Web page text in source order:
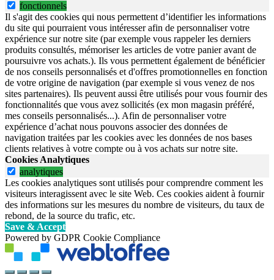
fonctionnels
Il s'agit des cookies qui nous permettent d’identifier les informations
du site qui pourraient vous intéresser afin de personnaliser votre
expérience sur notre site (par exemple vous rappeler les derniers
produits consultés, mémoriser les articles de votre panier avant de
poursuivre vos achats.). Ils vous permettent également de bénéficier
de nos conseils personnalisés et d'offres promotionnelles en fonction
de votre origine de navigation (par exemple si vous venez de nos
sites partenaires). Ils peuvent aussi être utilisés pour vous fournir des
fonctionnalités que vous avez sollicités (ex mon magasin préféré,
mes conseils personnalisés...). Afin de personnaliser votre
expérience d’achat nous pouvons associer des données de
navigation traitées par les cookies avec les données de nos bases
clients relatives à votre compte ou à vos achats sur notre site.
Cookies Analytiques
analytiques
Les cookies analytiques sont utilisés pour comprendre comment les
visiteurs interagissent avec le site Web. Ces cookies aident à fournir
des informations sur les mesures du nombre de visiteurs, du taux de
rebond, de la source du trafic, etc.
Save & Accept
Powered by GDPR Cookie Compliance